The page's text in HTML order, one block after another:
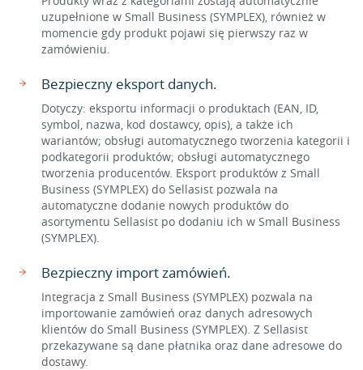
uzupełnione w Small Business (SYMPLEX), również w
momencie gdy produkt pojawi się pierwszy raz w
zamówieniu.
Bezpieczny eksport danych.
Dotyczy: eksportu informacji o produktach (EAN, ID,
symbol, nazwa, kod dostawcy, opis), a także ich
wariantów; obsługi automatycznego tworzenia kategorii i
podkategorii produktów; obsługi automatycznego
tworzenia producentów. Eksport produktów z Small
Business (SYMPLEX) do Sellasist pozwala na
automatyczne dodanie nowych produktów do
asortymentu Sellasist po dodaniu ich w Small Business
(SYMPLEX).
Bezpieczny import zamówień.
Integracja z Small Business (SYMPLEX) pozwala na
importowanie zamówień oraz danych adresowych
klientów do Small Business (SYMPLEX). Z Sellasist
przekazywane są dane płatnika oraz dane adresowe do
dostawy.